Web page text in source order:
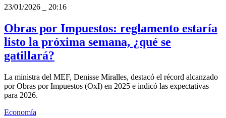
23/01/2026
20:16
Obras por Impuestos: reglamento estaría
listo la próxima semana, ¿qué se
gatillará?
La ministra del MEF, Denisse Miralles, destacó el récord alcanzado
por Obras por Impuestos (OxI) en 2025 e indicó las expectativas
para 2026.
Economía